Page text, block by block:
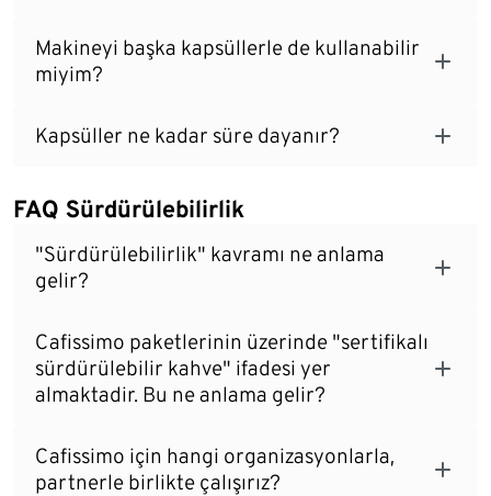
Makineyi başka kapsüllerle de kullanabilir
miyim?
Kapsüller ne kadar süre dayanır?
FAQ Sürdürülebilirlik
"Sürdürülebilirlik" kavramı ne anlama
gelir?
Cafissimo paketlerinin üzerinde "sertifikalı
sürdürülebilir kahve" ifadesi yer
almaktadir. Bu ne anlama gelir?
Cafissimo için hangi organizasyonlarla,
partnerle birlikte çalışırız?